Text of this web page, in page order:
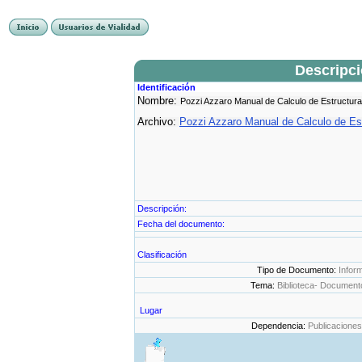
Identificación
Nombre: Pozzi Azzaro Manual de Calculo de
Archivo: Pozzi Azzaro Manual de Calculo de
Descripción:
Fecha del documento:
Clasificación
Tipo de Documento:
Tema: Biblioteca-
Lugar
Dependencia: